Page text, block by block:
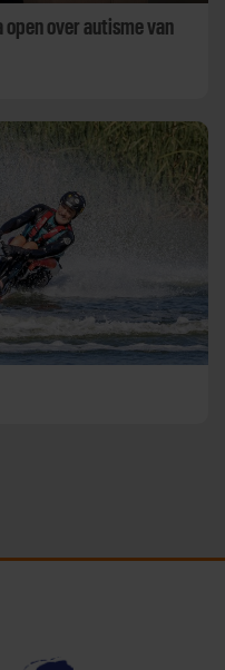
over autisme van